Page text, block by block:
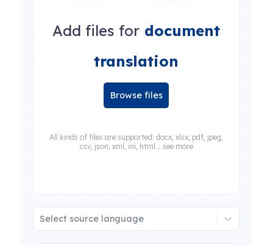
Add files for document
translation
Browse files
All kinds of files are supported: docx, xlsx, pdf, jpeg,
csv, json, xml, ini, html... see more
Select source language